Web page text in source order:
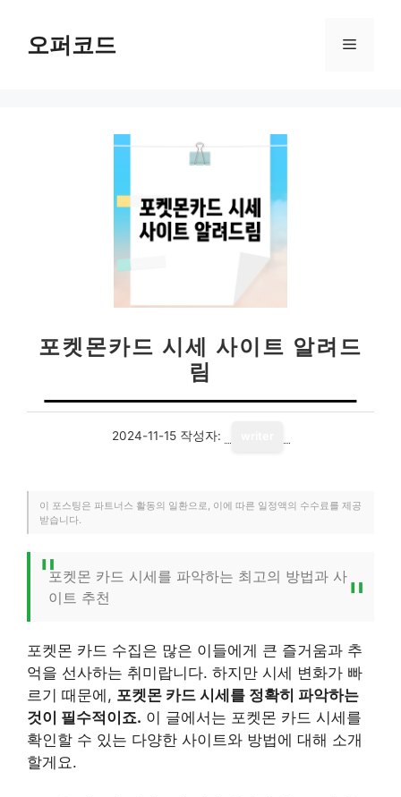
오퍼코드 메
포켓몬카드 시세 사이트 알려드
림
2024-11-15 작성자:
이 포스팅은 파트너스 활동의 일환으로, 이에 따른 일정액의 수수료를 제공
받습니다.
포켓몬 카드 시세를 파악하는 최고의 방법과 사
이트 추천
포켓몬 카드 수집은 많은 이들에게 큰 즐거움과 추
억을 선사하는 취미랍니다. 하지만 시세 변화가 빠
르기 때문에, 포켓몬 카드 시세를 정확히 파악하는
것이 필수적이죠. 이 글에서는 포켓몬 카드 시세를
확인할 수 있는 다양한 사이트와 방법에 대해 소개
할게요.